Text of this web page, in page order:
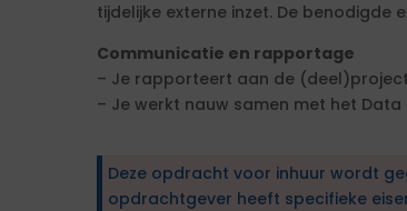
tijdelijke externe inzet. De benodigde
Communicatie en rapportage
– Je rapporteert aan de
– Je werkt nauw samen met het
Deze opdracht voor inhuur wordt
opdrachtgever heeft specifieke